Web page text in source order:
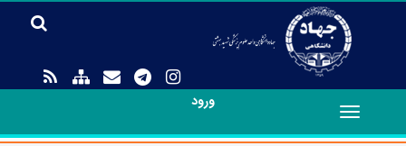
ورود
Toggle
navigation